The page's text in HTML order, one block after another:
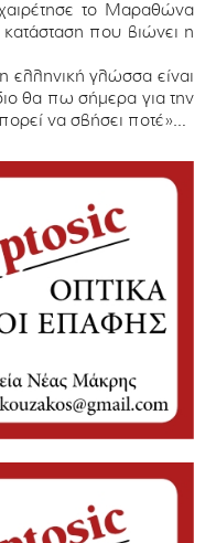
το Μαραθώνα
κατάσταση που βιώνει η
ελληνική γλώσσα είναι
θα πω σήμερα για την
να σβήσει ποτέ»…